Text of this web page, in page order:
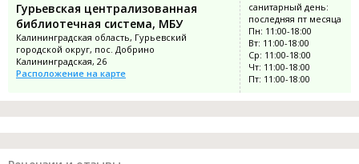
Гурьевская централизованная
библиотечная система, МБУ
Калининградская область, Гурьевский
городской округ, пос. Добрино
Калининградская, 26
Расположение на карте
санитарный день:
последняя пт месяца
Пн: 11:00-18:00
Вт: 11:00-18:00
Ср: 11:00-18:00
Чт: 11:00-18:00
Пт: 11:00-18:00